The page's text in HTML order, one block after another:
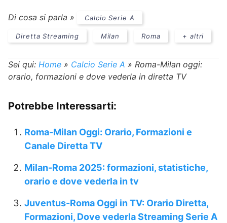
Di cosa si parla » Calcio Serie A
Diretta Streaming Milan Roma + altri
Sei qui: Home » Calcio Serie A » Roma-Milan oggi:
orario, formazioni e dove vederla in diretta TV
Potrebbe Interessarti:
Roma-Milan Oggi: Orario, Formazioni e
Canale Diretta TV
Milan-Roma 2025: formazioni, statistiche,
orario e dove vederla in tv
Juventus-Roma Oggi in TV: Orario Diretta,
Formazioni, Dove vederla Streaming Serie A